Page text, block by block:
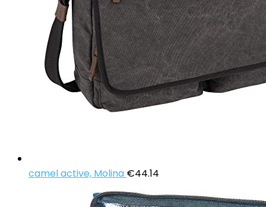
camel active, Molina €44.14